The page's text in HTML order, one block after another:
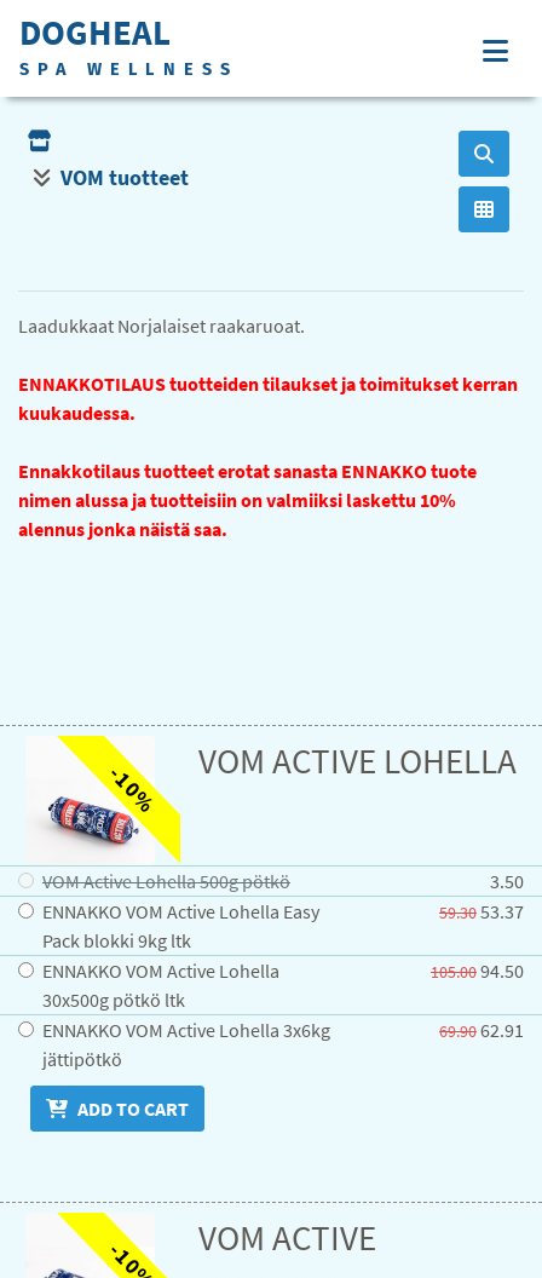
DOGHEAL
SPA WELLNESS
VOM tuotteet
Laadukkaat Norjalaiset raakaruoat.
ENNAKKOTILAUS tuotteiden tilaukset ja toimitukset kerran
kuukaudessa.
Ennakkotilaus tuotteet erotat sanasta ENNAKKO tuote
nimen alussa ja tuotteisiin on valmiiksi laskettu 10%
alennus jonka näistä saa.
-10% VOM ACTIVE LOHELLA
VOM Active Lohella 500g pötkö
3.50
ENNAKKO VOM Active Lohella Easy
Pack blokki 9kg ltk
59.3053.37
ENNAKKO VOM Active Lohella
30x500g pötkö ltk
105.0094.50
ENNAKKO VOM Active Lohella 3x6kg
jättipötkö
69.9062.91
ADD TO CART
-10%
VOM ACTIVE